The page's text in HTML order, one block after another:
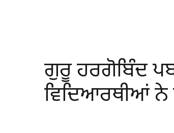
ਗੁਰੂ ਹਰਗੋਬਿੰਦ
ਵਿਦਿਆਰਥੀਆਂ